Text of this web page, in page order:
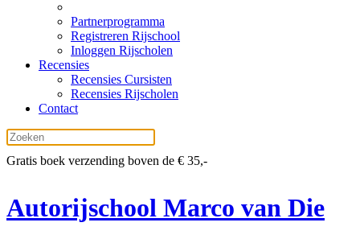
Partnerprogramma
Registreren Rijschool
Inloggen Rijscholen
Recensies
Recensies Cursisten
Recensies Rijscholen
Contact
Gratis boek verzending boven de € 35,-
Autorijschool Marco van Die